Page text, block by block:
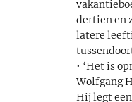
dertien en
latere
• ‘Het is
Wolfgang
Hij legt